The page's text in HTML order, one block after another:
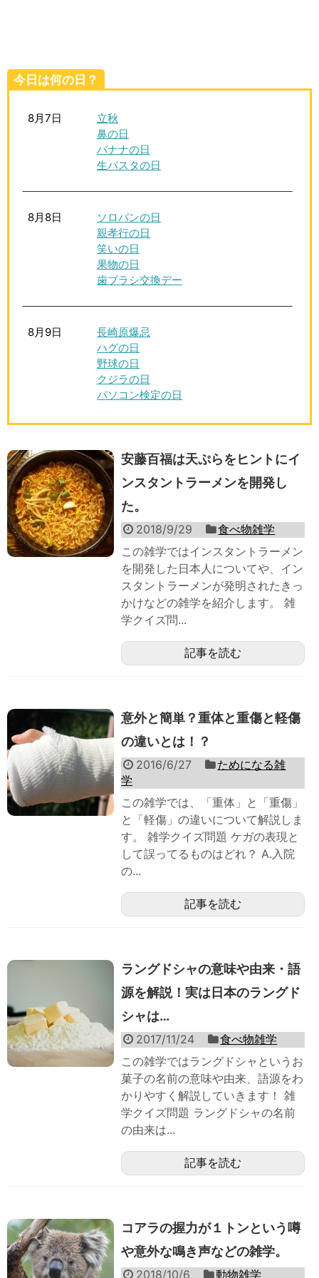
今日は何の日？
8月7日
立秋
鼻の日
バナナの日
生パスタの日
8月8日
ソロバンの日
親孝行の日
笑いの日
果物の日
歯ブラシ交換デー
8月9日
長崎原爆忌
ハグの日
野球の日
クジラの日
パソコン検定の日
安藤百福は天ぷらをヒントにイ
ンスタントラーメンを開発し
た。
2018/9/29
食べ物雑学
この雑学ではインスタントラーメン
を開発した日本人についてや、イン
スタントラーメンが発明されたきっ
かけなどの雑学を紹介します。 雑
学クイズ問...
記事を読む
意外と簡単？重体と重傷と軽傷
の違いとは！？
2016/6/27
ためになる雑
学
この雑学では、「重体」と「重傷」
と「軽傷」の違いについて解説しま
す。 雑学クイズ問題 ケガの表現と
して誤ってるものはどれ？ A.入院
の...
記事を読む
ラングドシャの意味や由来・語
源を解説！実は日本のラングド
シャは…
2017/11/24
食べ物雑学
この雑学ではラングドシャというお
菓子の名前の意味や由来、語源をわ
かりやすく解説していきます！ 雑
学クイズ問題 ラングドシャの名前
の由来は...
記事を読む
コアラの握力が１トンという噂
や意外な鳴き声などの雑学。
2018/10/6 動物雑学